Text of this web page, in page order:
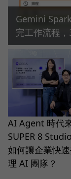
Gemini
完工作流程
AI Agent 時代
SUPER 8
如何讓企業快
理 AI 團隊？